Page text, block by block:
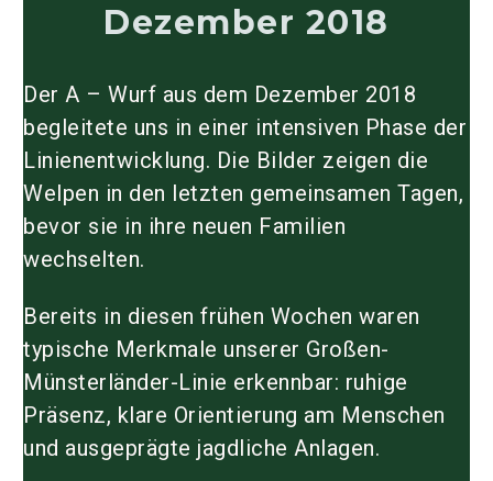
Dezember 2018
Der A – Wurf aus dem Dezember 2018
begleitete uns in einer intensiven Phase der
Linienentwicklung. Die Bilder zeigen die
Welpen in den letzten gemeinsamen Tagen,
bevor sie in ihre neuen Familien
wechselten.
Bereits in diesen frühen Wochen waren
typische Merkmale unserer Großen-
Münsterländer-Linie erkennbar: ruhige
Präsenz, klare Orientierung am Menschen
und ausgeprägte jagdliche Anlagen.